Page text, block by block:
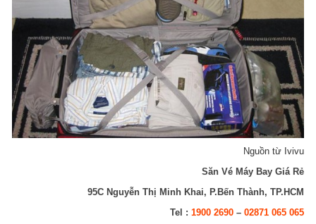
Nguồn từ Ivivu
Săn Vé Máy Bay Giá Rẻ
95C Nguyễn Thị Minh Khai, P.Bến Thành, TP.HCM
Tel : 1900 2690– 02871 065 065